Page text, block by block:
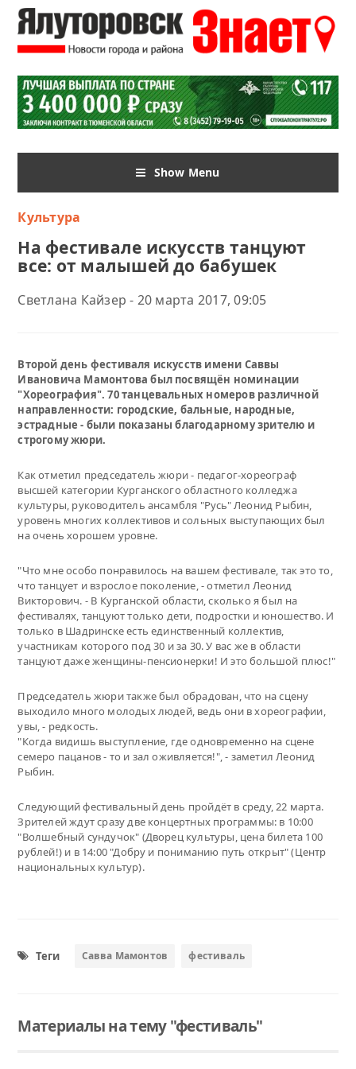
Show Menu
Культура
На фестивале искусств танцуют
все: от малышей до бабушек
Светлана Кайзер - 20 марта 2017, 09:05
Второй день фестиваля искусств имени Саввы
Ивановича Мамонтова был посвящён номинации
"Хореография". 70 танцевальных номеров различной
направленности: городские, бальные, народные,
эстрадные - были показаны благодарному зрителю и
строгому жюри.
Как отметил председатель жюри - педагог-хореограф
высшей категории Курганского областного колледжа
культуры, руководитель ансамбля "Русь" Леонид Рыбин,
уровень многих коллективов и сольных выступающих был
на очень хорошем уровне.
"Что мне особо понравилось на вашем фестивале, так это то,
что танцует и взрослое поколение, - отметил Леонид
Викторович. - В Курганской области, сколько я был на
фестивалях, танцуют только дети, подростки и юношество. И
только в Шадринске есть единственный коллектив,
участникам которого под 30 и за 30. У вас же в области
танцуют даже женщины-пенсионерки! И это большой плюс!"
Председатель жюри также был обрадован, что на сцену
выходило много молодых людей, ведь они в хореографии,
увы, - редкость.
"Когда видишь выступление, где одновременно на сцене
семеро пацанов - то и зал оживляется!", - заметил Леонид
Рыбин.
Следующий фестивальный день пройдёт в среду, 22 марта.
Зрителей ждут сразу две концертных программы: в 10:00
"Волшебный сундучок" (Дворец культуры, цена билета 100
рублей!) и в 14:00 "Добру и пониманию путь открыт" (Центр
национальных культур).
Теги Савва Мамонтов фестиваль
Материалы на тему "фестиваль"